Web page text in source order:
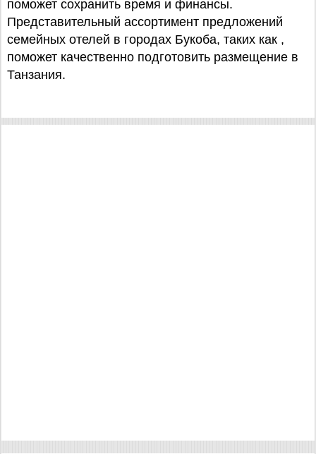
поможет сохранить время и финансы.
Представительный ассортимент предложений
семейных отелей в городах Букоба, таких как ,
поможет качественно подготовить размещение в
Танзания.